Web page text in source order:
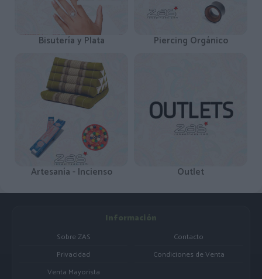
Bisutería y Plata Piercing Orgánico
Artesanía - Incienso Outlet
Información
Sobre ZAS
Contacto
Privacidad
Condiciones de Venta
Venta Mayorista